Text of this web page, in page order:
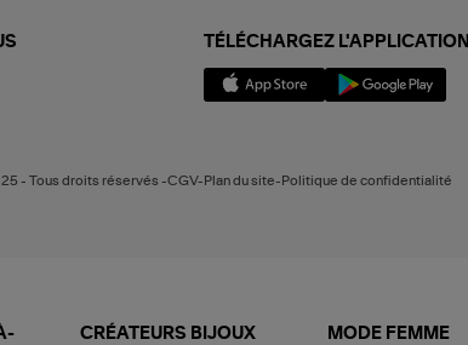
TÉLÉCHARGEZ L'APPLICATION
- Tous droits réservés -CGV-Plan du site-Politique de confidentialité
CRÉATEURS BIJOUX MODE FEMME